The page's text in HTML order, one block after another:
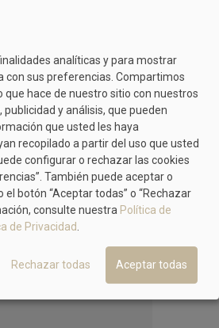
analíticas y para mostrar
con sus preferencias. Compartimos
hace de nuestro sitio con nuestros
publicidad y análisis, que pueden
que usted les haya
recopilado a partir del uso que usted
configurar o rechazar las cookies
También puede aceptar o
botón “Aceptar todas” o “Rechazar
consulte nuestra Política de
de Privacidad
Rechazar todas Aceptar todas